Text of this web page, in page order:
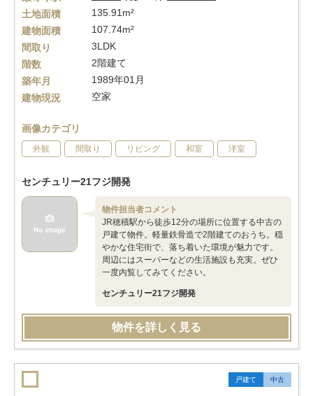
土地面積
135.91m²
建物面積
107.74m²
間取り
3LDK
階数
2階建て
築年月
1989年01月
建物現況
空家
画像カテゴリ
外観 間取り リビング 和室 洋室
センチュリー21フジ開発
物件担当者コメント
JR穂積駅から徒歩12分の場所に位置する中古の
戸建て物件。軽量鉄骨造で2階建てのおうち。穏
やかな住宅街で、落ち着いた環境が魅力です。
周辺にはスーパーなどの生活施設も充実。ぜひ
一度内覧してみてください。
センチュリー21フジ開発
物件を詳しく見る
戸建て 中古